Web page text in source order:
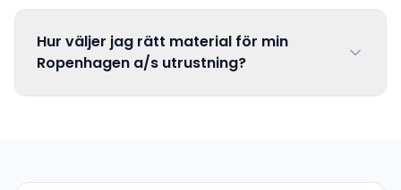
Hur väljer jag rätt material för min
Ropenhagen a/s utrustning?